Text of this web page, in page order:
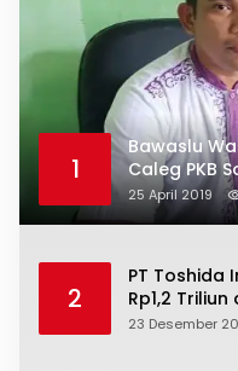
1
Bawaslu
Caleg PKB
25 April 2019
2
PT Toshida
Rp1,2
23 Desember